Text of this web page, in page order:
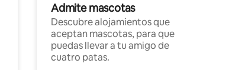
Admite mascotas
Descubre alojamientos que
aceptan mascotas, para que
puedas llevar a tu amigo de
cuatro patas.